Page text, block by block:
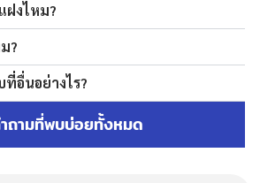
ฝงไหม?
?
อื่นอย่างไร?
ถามที่พบบ่อยทั้งหมด